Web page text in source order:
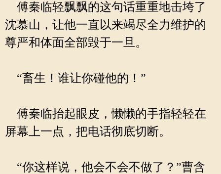
傅秦临轻飘飘的这句话重重地击垮了
沈慕山，让他一直以来竭尽全力维护的
尊严和体面全部毁于一旦。
“畜生！谁让你碰他的！”
傅秦临抬起眼皮，懒懒的手指轻轻在
屏幕上一点，把电话彻底切断。
“你这样说，他会不会不做了？”曹含